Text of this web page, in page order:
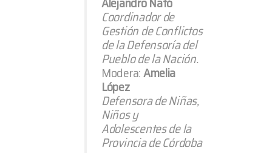
Coordinador de
Gestión de Conflictos
de la Defensoría del
Pueblo de la Nación.
Modera:Amelia
López
Defensora de Niñas,
Niños y
Adolescentes de la
Provincia de Córdoba